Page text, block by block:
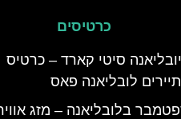
כרטיסים
סיטי קארד – כרטיס
לובליאנה פאס
בלובליאנה – מזג